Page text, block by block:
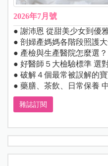
2026年7月號
● 謝沛恩 從甜美少女到優
● 剖婦產媽媽各階段照護
● 產檢與生產醫院怎麼選？
● 好醫師５大檢驗標準 選
● 破解４個最常被誤解的
● 藥膳、茶飲、日常保養
雜誌訂閱